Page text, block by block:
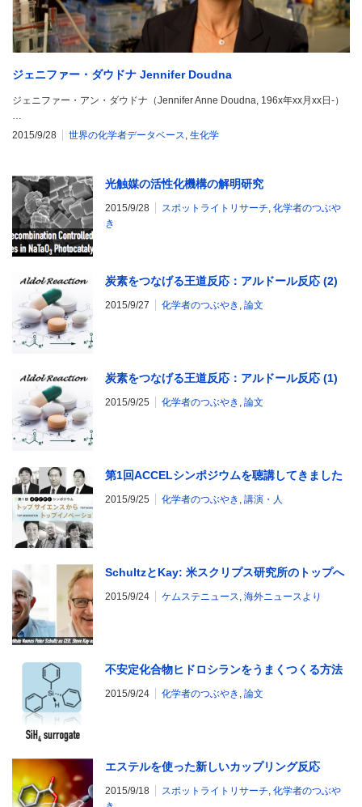
ジェニファー・ダウドナ Jennifer Doudna
ジェニファー・アン・ダウドナ（Jennifer Anne Doudna, 196x年xx月xx日-）
…
2015/9/28
世界の化学者データベース, 生化学
光触媒の活性化機構の解明研究
2015/9/28 スポットライトリサーチ, 化学者のつぶや
き
炭素をつなげる王道反応：アルドール反応 (2)
2015/9/27 化学者のつぶやき , 論文
炭素をつなげる王道反応：アルドール反応 (1)
2015/9/25 化学者のつぶやき , 論文
第1回ACCELシンポジウムを聴講してきました
2015/9/25 化学者のつぶやき , 講演・人
SchultzとKay: 米スクリプス研究所のトップへ
2015/9/24 ケムステニュース, 海外ニュースより
不安定化合物ヒドロシランをうまくつくる方法
2015/9/24 化学者のつぶやき , 論文
エステルを使った新しいカップリング反応
2015/9/18 スポットライトリサーチ, 化学者のつぶや